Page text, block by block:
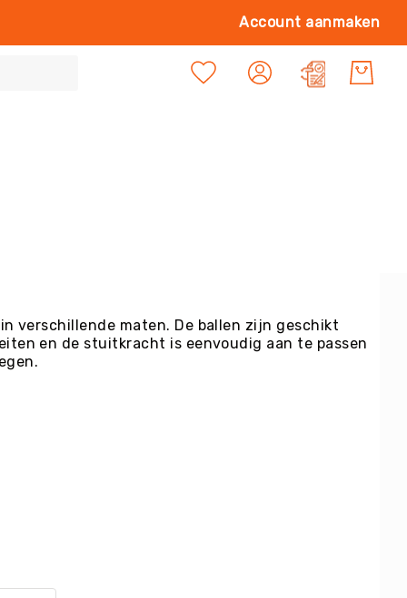
Ga
Account aanmaken
Mijn
verschillende maten. De ballen zijn geschikt
en de stuitkracht is eenvoudig aan te passen